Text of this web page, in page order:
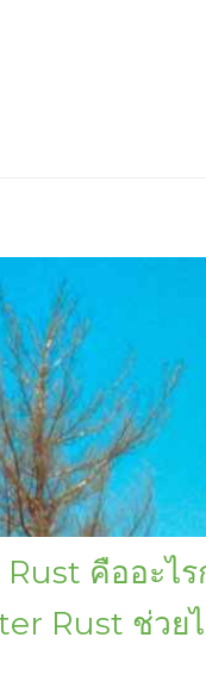
คืออะไร
Rust ช่วย